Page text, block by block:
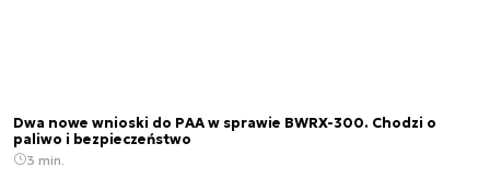
Dwa nowe wnioski do PAA w sprawie BWRX-300. Chodzi o
paliwo i bezpieczeństwo
3 min.